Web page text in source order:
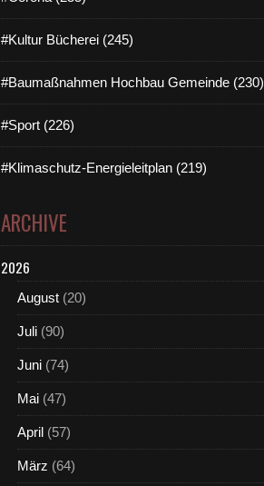
#Kultur Bücherei (245)
#Baumaßnahmen Hochbau Gemeinde (230)
#Sport (226)
#Klimaschutz-Energieleitplan (219)
ARCHIVE
2026
August (20)
Juli (90)
Juni (74)
Mai (47)
April (57)
März (64)